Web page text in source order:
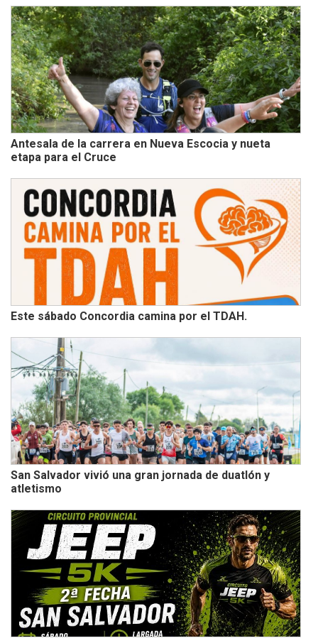
Antesala de la carrera en Nueva Escocia y nueta
etapa para el Cruce
Este sábado Concordia camina por el TDAH.
San Salvador vivió una gran jornada de duatlón y
atletismo